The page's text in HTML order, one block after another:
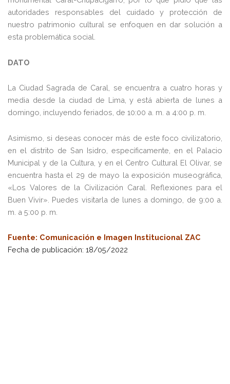
autoridades responsables del cuidado y protección de
nuestro patrimonio cultural se enfoquen en dar solución a
esta problemática social.
DATO
La Ciudad Sagrada de Caral, se encuentra a cuatro horas y
media desde la ciudad de Lima, y está abierta de lunes a
domingo, incluyendo feriados, de 10:00 a. m. a 4:00 p. m.
Asimismo, si deseas conocer más de este foco civilizatorio,
en el distrito de San Isidro, específicamente, en el Palacio
Municipal y de la Cultura, y en el Centro Cultural El Olivar, se
encuentra hasta el 29 de mayo la exposición museográfica,
«Los Valores de la Civilización Caral. Reflexiones para el
Buen Vivir». Puedes visitarla de lunes a domingo, de 9:00 a.
m. a 5:00 p. m.
Fuente: Comunicación e Imagen Institucional ZAC
Fecha de publicación: 18/05/2022